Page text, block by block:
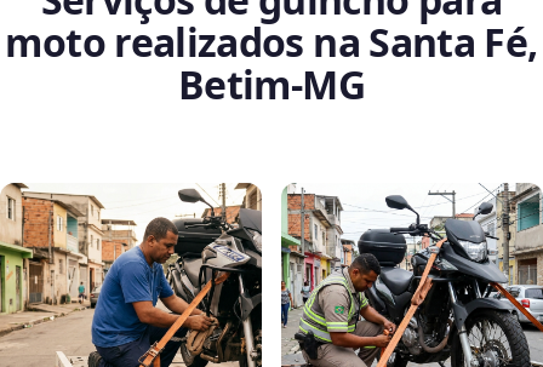
moto realizados na Santa Fé,
Betim‑MG